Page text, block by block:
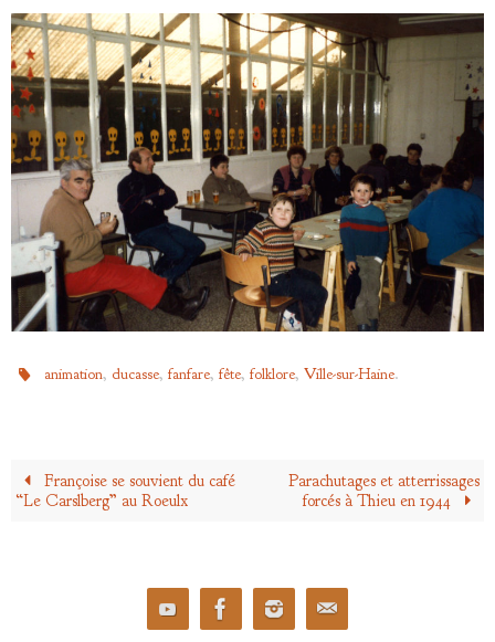
animation, ducasse,fanfare,fête,folklore,Ville-sur-Haine.
Françoise se souvient du café
“Le Carslberg” au Roeulx
Parachutages et atterrissages
forcés à Thieu en 1944